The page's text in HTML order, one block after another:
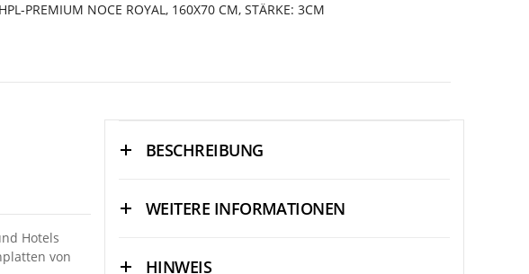
PREMIUM NOCE ROYAL, 160X70 CM, STÄRKE: 3CM
Hotels
von
BESCHREIBUNG
WEITERE INFORMATIONEN
HINWEIS